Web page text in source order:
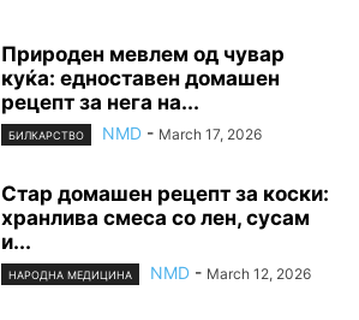
Природен мевлем од чувар
куќа: едноставен домашен
рецепт за нега на...
БИЛКАРСТВО NMD - March 17, 2026
Стар домашен рецепт за коски:
хранлива смеса со лен, сусам
и...
НАРОДНА МЕДИЦИНА NMD - March 12, 2026